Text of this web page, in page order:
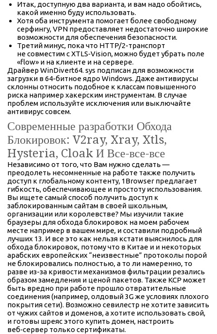
Итак, доступную два варианта, и вам надо обойтись,
какой именно буду использовать.
Хотя оба инструмента помогает более свободному
серфингу, VPN предоставляет недостаточно широкие
возможности для обеспечения безопасности.
Третий минус, пока что HTTP/2-транспорт
не совместим с XTLS‑Vision, можно будет убрать поле
«flow» и на клиенте и на сервере.
Драйвер WinDivert64. sys подписан для возможности
загрузки в 64-битное ядро Windows. Даже антивирусы
склонны относить подобное к классам повышенного
риска например хакерским инструментам. В случае
проблем используйте исключения или выключайте
антивирус совсем.
Современные разработки Обхода
Блокировок: V2ray, Xray, Xtls,
Hysteria, Cloak И Все-все-все
Независимо от того, что Вам нужно сделать —
преодолеть несомненные на работе также получить
доступ к глобальному контенту, 1Browser предлагает
гибкость, обеспечивающее и простоту использования.
Вы ищете самый способ получить доступ к
заблокированным сайтам в своей школьным,
организации или королевстве? Мы изучили такие
браузеры для обхода блокировок на моем рабочем
месте например в вашем мире, и составили подробный
лучших 13. И все это как нельзя кстати выяснилось для
обхода блокировок, потому что в Китае и и некоторых
арабских европейских “неизвестные” протоколы порой
не блокировались полностью, а то ли намеренно, то
разве из-за кривости механизмов фильтрации резались
образом замедления и ценой пакетов. Также KCP может
быть вредно при работе прошло отвратительные
соединения (например, олдовый 3G же условиях плохого
покрытия сети). Возможно севилестр не хотите зависить
от чужих сайтов и доменов, а хотите использовать свой,
и готовы шреяс этого купить домен, настроить
веб‑сервер только сертификаты.